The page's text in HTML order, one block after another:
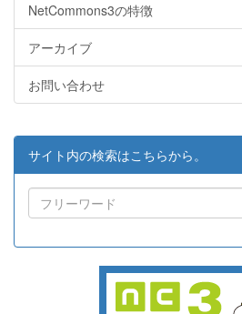
NetCommons3の特徴
アーカイブ
お問い合わせ
サイト内の検索はこちらから。